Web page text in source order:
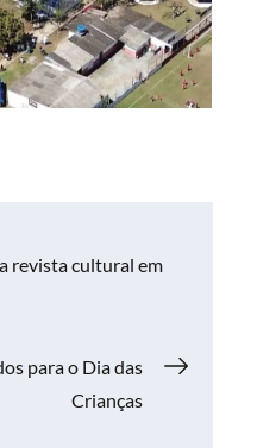
revista cultural em
para o Dia das
Crianças